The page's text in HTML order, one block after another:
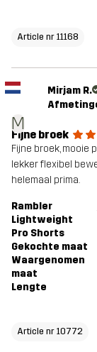
Article nr 11168
M
Mirjam R.
Fijne broek
Fijne broek, mooie
lekker flexibel
helemaal prima.
Rambler
Lightweight
Pro Shorts
Gekochte maat
Waargenomen
maat
Lengte
Article nr 10772